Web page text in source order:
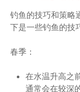
钓鱼的技巧和策略
下是一些钓鱼的技
春季：
在水温升高之
通常会在较深